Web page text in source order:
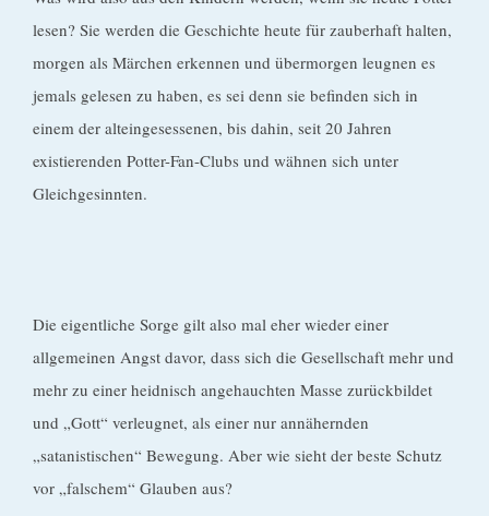
lesen? Sie werden die Geschichte heute für zauberhaft halten,
morgen als Märchen erkennen und übermorgen leugnen es
jemals gelesen zu haben, es sei denn sie befinden sich in
einem der alteingesessenen, bis dahin, seit 20 Jahren
existierenden Potter-Fan-Clubs und wähnen sich unter
Gleichgesinnten.
Die eigentliche Sorge gilt also mal eher wieder einer
allgemeinen Angst davor, dass sich die Gesellschaft mehr und
mehr zu einer heidnisch angehauchten Masse zurückbildet
und „Gott“ verleugnet, als einer nur annähernden
„satanistischen“ Bewegung. Aber wie sieht der beste Schutz
vor „falschem“ Glauben aus?